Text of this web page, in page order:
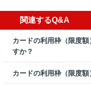
関連するQ&A
カードの利用枠（限度
すか？
カードの利用枠（限度額